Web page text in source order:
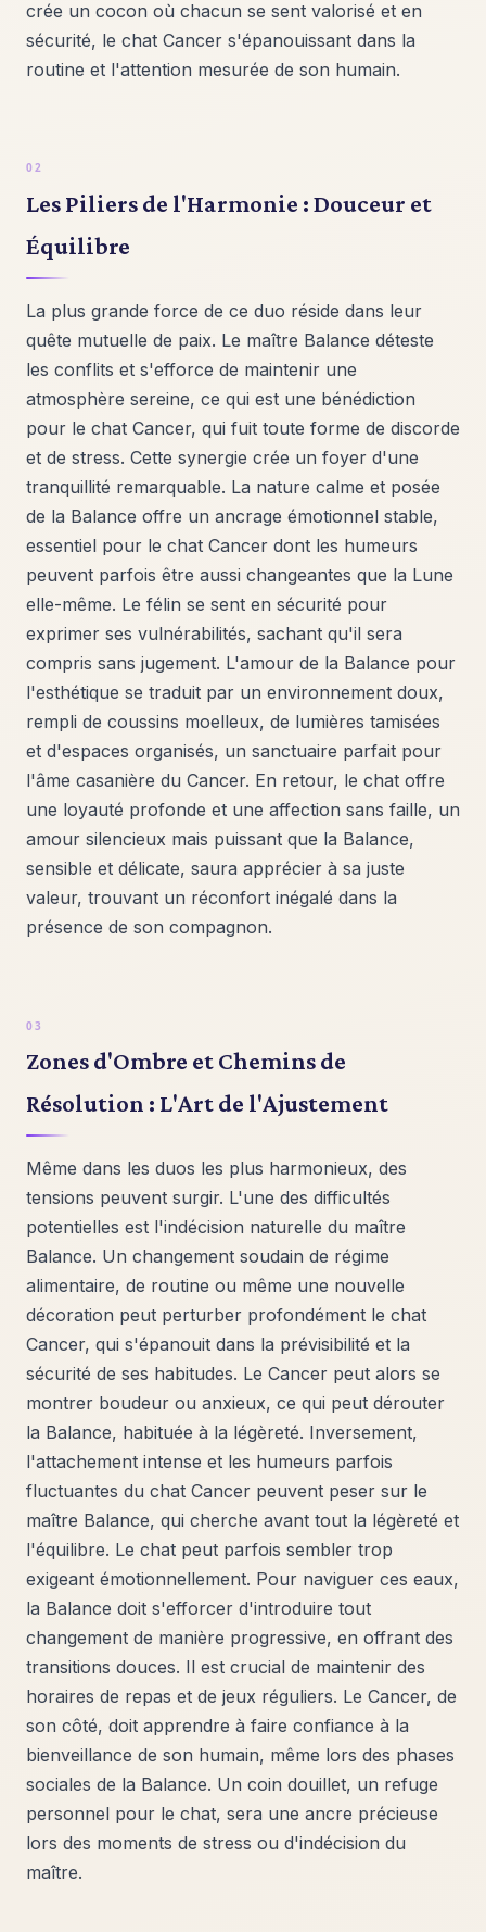
crée un cocon où chacun se sent valorisé et en
sécurité, le chat Cancer s'épanouissant dans la
routine et l'attention mesurée de son humain.
Les Piliers de l'Harmonie : Douceur et
Équilibre
La plus grande force de ce duo réside dans leur
quête mutuelle de paix. Le maître Balance déteste
les conflits et s'efforce de maintenir une
atmosphère sereine, ce qui est une bénédiction
pour le chat Cancer, qui fuit toute forme de discorde
et de stress. Cette synergie crée un foyer d'une
tranquillité remarquable. La nature calme et posée
de la Balance offre un ancrage émotionnel stable,
essentiel pour le chat Cancer dont les humeurs
peuvent parfois être aussi changeantes que la Lune
elle-même. Le félin se sent en sécurité pour
exprimer ses vulnérabilités, sachant qu'il sera
compris sans jugement. L'amour de la Balance pour
l'esthétique se traduit par un environnement doux,
rempli de coussins moelleux, de lumières tamisées
et d'espaces organisés, un sanctuaire parfait pour
l'âme casanière du Cancer. En retour, le chat offre
une loyauté profonde et une affection sans faille, un
amour silencieux mais puissant que la Balance,
sensible et délicate, saura apprécier à sa juste
valeur, trouvant un réconfort inégalé dans la
présence de son compagnon.
Zones d'Ombre et Chemins de
Résolution : L'Art de l'Ajustement
Même dans les duos les plus harmonieux, des
tensions peuvent surgir. L'une des difficultés
potentielles est l'indécision naturelle du maître
Balance. Un changement soudain de régime
alimentaire, de routine ou même une nouvelle
décoration peut perturber profondément le chat
Cancer, qui s'épanouit dans la prévisibilité et la
sécurité de ses habitudes. Le Cancer peut alors se
montrer boudeur ou anxieux, ce qui peut dérouter
la Balance, habituée à la légèreté. Inversement,
l'attachement intense et les humeurs parfois
fluctuantes du chat Cancer peuvent peser sur le
maître Balance, qui cherche avant tout la légèreté et
l'équilibre. Le chat peut parfois sembler trop
exigeant émotionnellement. Pour naviguer ces eaux,
la Balance doit s'efforcer d'introduire tout
changement de manière progressive, en offrant des
transitions douces. Il est crucial de maintenir des
horaires de repas et de jeux réguliers. Le Cancer, de
son côté, doit apprendre à faire confiance à la
bienveillance de son humain, même lors des phases
sociales de la Balance. Un coin douillet, un refuge
personnel pour le chat, sera une ancre précieuse
lors des moments de stress ou d'indécision du
maître.